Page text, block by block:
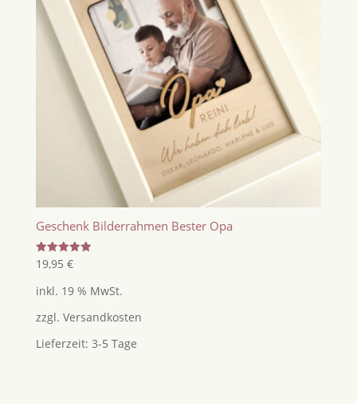
Geschenk Bilderrahmen Bester Opa
Bewertet
mit
von 5
19,95 €
inkl. 19 % MwSt.
zzgl. Versandkosten
Lieferzeit: 3-5 Tage